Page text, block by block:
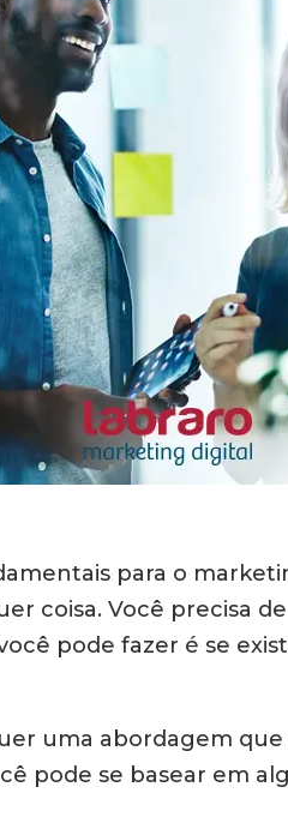
para o
coisa. Você precisa
pode fazer é se
uma abordagem
pode se basear em